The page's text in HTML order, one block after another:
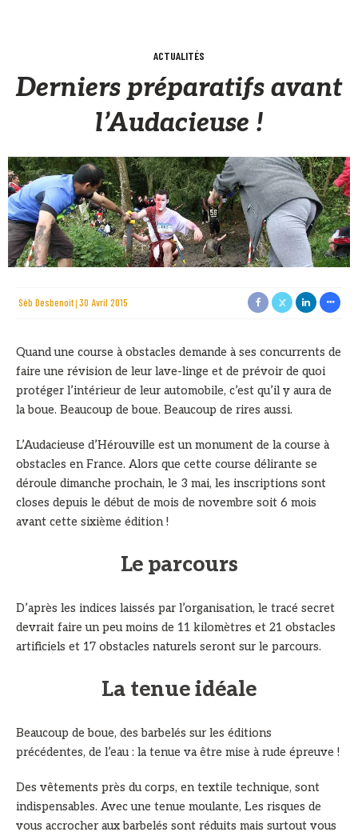
ACTUALITÉS
Derniers préparatifs avant
l’Audacieuse !
Sèb Desbenoit 30 Avril 2015
Quand une course à obstacles demande à ses concurrents de
faire une révision de leur lave-linge et de prévoir de quoi
protéger l’intérieur de leur automobile, c’est qu’il y aura de
la boue. Beaucoup de boue. Beaucoup de rires aussi.
L’Audacieuse d’Hérouville est un monument de la course à
obstacles en France. Alors que cette course délirante se
déroule dimanche prochain, le 3 mai, les inscriptions sont
closes depuis le début de mois de novembre soit 6 mois
avant cette sixième édition !
Le parcours
D’après les indices laissés par l’organisation, le tracé secret
devrait faire un peu moins de 11 kilomètres et 21 obstacles
artificiels et 17 obstacles naturels seront sur le parcours.
La tenue idéale
Beaucoup de boue, des barbelés sur les éditions
précédentes, de l’eau : la tenue va être mise à rude épreuve !
Des vêtements près du corps, en textile technique, sont
indispensables. Avec une tenue moulante, Les risques de
vous accrocher aux barbelés sont réduits mais surtout vous